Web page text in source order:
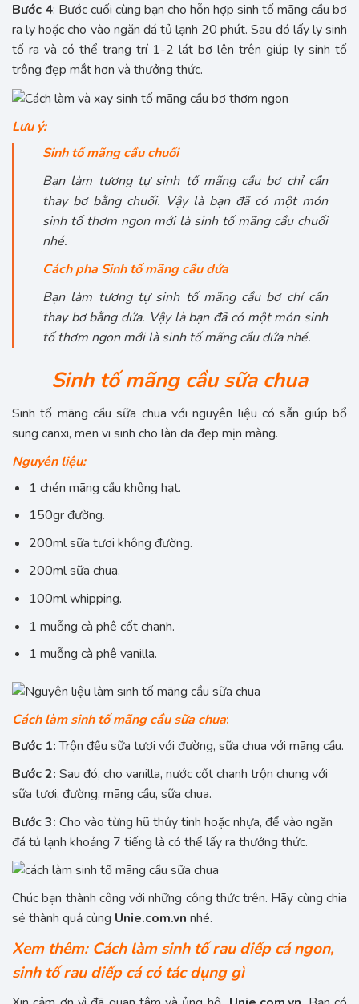
Bước 4: Bước cuối cùng bạn cho hỗn hợp sinh tố mãng cầu bơ
ra ly hoặc cho vào ngăn đá tủ lạnh 20 phút. Sau đó lấy ly sinh
tố ra và có thể trang trí 1-2 lát bơ lên trên giúp ly sinh tố
trông đẹp mắt hơn và thưởng thức.
Lưu ý:
Sinh tố mãng cầu chuối
Bạn làm tương tự sinh tố mãng cầu bơ chỉ cần
thay bơ bằng chuối. Vậy là bạn đã có một món
sinh tố thơm ngon mới là sinh tố mãng cầu chuối
nhé.
Cách pha Sinh tố mãng cầu dứa
Bạn làm tương tự sinh tố mãng cầu bơ chỉ cần
thay bơ bằng dứa. Vậy là bạn đã có một món sinh
tố thơm ngon mới là sinh tố mãng cầu dứa nhé.
Sinh tố mãng cầu sữa chua
Sinh tố mãng cầu sữa chua với nguyên liệu có sẵn giúp bổ
sung canxi, men vi sinh cho làn da đẹp mịn màng.
Nguyên liệu:
1 chén mãng cầu không hạt.
150gr đường.
200ml sữa tươi không đường.
200ml sữa chua.
100ml whipping.
1 muỗng cà phê cốt chanh.
1 muỗng cà phê vanilla.
Cách làm sinh tố mãng cầu sữa chua:
Bước 1:Trộn đều sữa tươi với đường, sữa chua với mãng cầu.
Bước 2: Sau đó, cho vanilla, nước cốt chanh trộn chung với
sữa tươi, đường, mãng cầu, sữa chua.
Bước 3: Cho vào từng hũ thủy tinh hoặc nhựa, để vào ngăn
đá tủ lạnh khoảng 7 tiếng là có thể lấy ra thưởng thức.
Chúc bạn thành công với những công thức trên. Hãy cùng chia
sẻ thành quả cùng Unie.com.vn nhé.
Xem thêm: Cách làm sinh tố rau diếp cá ngon,
sinh tố rau diếp cá có tác dụng gì